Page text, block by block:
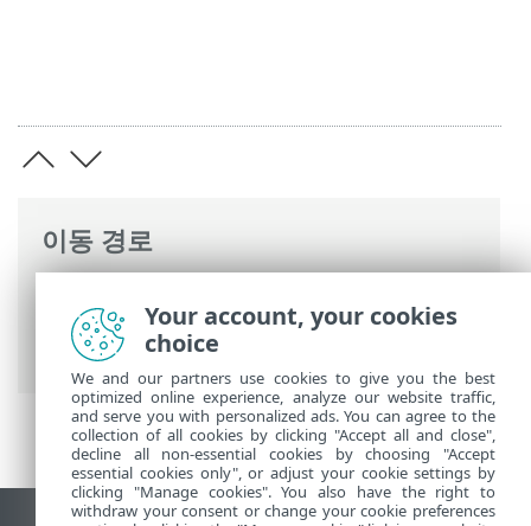
이동 경로
Antivirus
>설치> 최신 버전으로 업그레이
Your account, your cookies
choice
We and our partners use cookies to give you the best
optimized online experience, analyze our website traffic,
and serve you with personalized ads. You can agree to the
collection of all cookies by clicking "Accept all and close",
decline all non-essential cookies by choosing "Accept
essential cookies only", or adjust your cookie settings by
clicking "Manage cookies". You also have the right to
withdraw your consent or change your cookie preferences